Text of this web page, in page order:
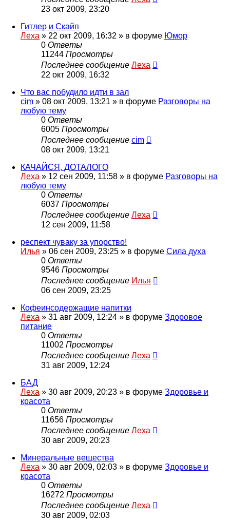
23 окт 2009, 23:20
Гитлер и Скайп
Леха » 22 окт 2009, 16:32 » в форуме Юмор
0 Ответы
11244 Просмотры
Последнее сообщение Леха
22 окт 2009, 16:32
Что вас побудило идти в зал
cim » 08 окт 2009, 13:21 » в форуме Разговоры на
любую тему
0 Ответы
6005 Просмотры
Последнее сообщение cim
08 окт 2009, 13:21
КАЧАЙСЯ, ДОТАЛОГО
Леха » 12 сен 2009, 11:58 » в форуме Разговоры на
любую тему
0 Ответы
6037 Просмотры
Последнее сообщение Леха
12 сен 2009, 11:58
респект чуваку за упорство!
Илья » 06 сен 2009, 23:25 » в форуме Сила духа
0 Ответы
9546 Просмотры
Последнее сообщение Илья
06 сен 2009, 23:25
Кофеинсодержащие напитки
Леха » 31 авг 2009, 12:24 » в форуме Здоровое
питание
0 Ответы
11002 Просмотры
Последнее сообщение Леха
31 авг 2009, 12:24
БАД
Леха » 30 авг 2009, 20:23 » в форуме Здоровье и
красота
0 Ответы
11656 Просмотры
Последнее сообщение Леха
30 авг 2009, 20:23
Минеральные вещества
Леха » 30 авг 2009, 02:03 » в форуме Здоровье и
красота
0 Ответы
16272 Просмотры
Последнее сообщение Леха
30 авг 2009, 02:03